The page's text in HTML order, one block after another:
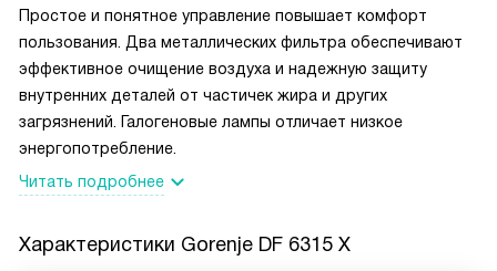
Простое и понятное управление повышает комфорт
пользования. Два металлических фильтра обеспечивают
эффективное очищение воздуха и надежную защиту
внутренних деталей от частичек жира и других
загрязнений. Галогеновые лампы отличает низкое
энергопотребление.
Читать подробнее
Характеристики Gorenje DF 6315 X